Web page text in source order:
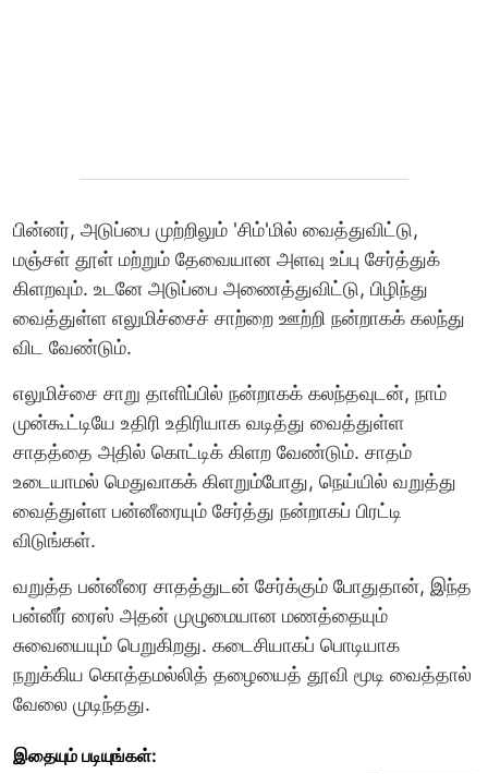
பின்னர், அடுப்பை முற்றிலும் 'சிம்'மில் வைத்துவிட்டு,
மஞ்சள் தூள் மற்றும் தேவையான அளவு உப்பு சேர்த்துக்
கிளறவும். உடனே அடுப்பை அணைத்துவிட்டு, பிழிந்து
வைத்துள்ள எலுமிச்சைச் சாற்றை ஊற்றி நன்றாகக் கலந்து
விட வேண்டும்.
எலுமிச்சை சாறு தாளிப்பில் நன்றாகக் கலந்தவுடன், நாம்
முன்கூட்டியே உதிரி உதிரியாக வடித்து வைத்துள்ள
சாதத்தை அதில் கொட்டிக் கிளற வேண்டும். சாதம்
உடையாமல் மெதுவாகக் கிளறும்போது, நெய்யில் வறுத்து
வைத்துள்ள பன்னீரையும் சேர்த்து நன்றாகப் பிரட்டி
விடுங்கள்.
வறுத்த பன்னீரை சாதத்துடன் சேர்க்கும் போதுதான், இந்த
பன்னீர் ரைஸ் அதன் முழுமையான மணத்தையும்
சுவையையும் பெறுகிறது. கடைசியாகப் பொடியாக
நறுக்கிய கொத்தமல்லித் தழையைத் தூவி மூடி வைத்தால்
வேலை முடிந்தது.
இதையும் படியுங்கள்: